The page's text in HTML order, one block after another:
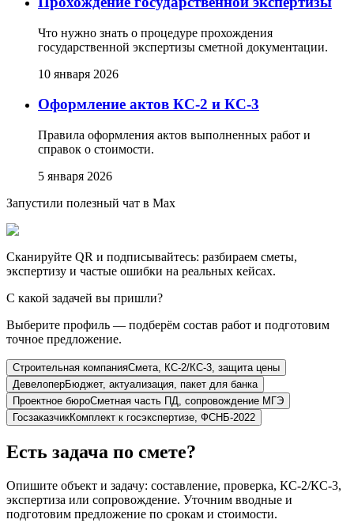
Что нужно знать о процедуре прохождения
государственной экспертизы сметной документации.
10 января 2026
Оформление актов КС-2 и КС-3
Правила оформления актов выполненных работ и
справок о стоимости.
5 января 2026
Запустили полезный чат в Max
Сканируйте QR и подписывайтесь: разбираем сметы,
экспертизу и частые ошибки на реальных кейсах.
С какой задачей вы пришли?
Выберите профиль — подберём состав работ и подготовим
точное предложение.
Строительная компанияСмета, КС-2/КС-3, защита цены
ДевелоперБюджет, актуализация, пакет для банка
Проектное бюроСметная часть ПД, сопровождение МГЭ
ГосзаказчикКомплект к госэкспертизе, ФСНБ-2022
Есть задача по смете?
Опишите объект и задачу: составление, проверка, КС-2/КС-3,
экспертиза или сопровождение. Уточним вводные и
подготовим предложение по срокам и стоимости.